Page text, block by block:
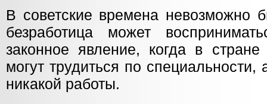
В советские времена невозможно
безработица может
законное явление, когда в
могут трудиться по
никакой работы.